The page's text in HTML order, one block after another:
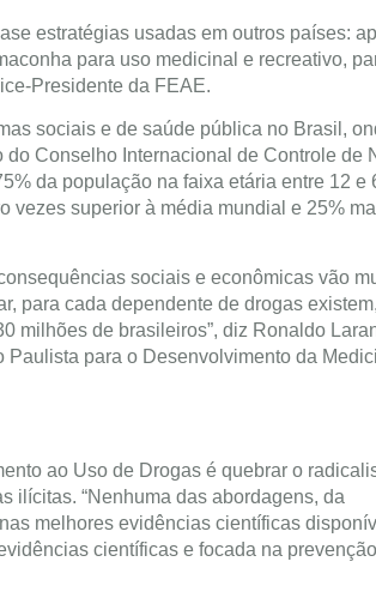
estratégias usadas em outros países:
para uso medicinal e recreativo,
Presidente da FEAE.
sociais e de saúde pública no Brasil,
Conselho Internacional de Controle de
da população na faixa etária entre 12 e
vezes superior à média mundial e 25%
sociais e econômicas vão
para cada dependente de drogas
milhões de brasileiros”, diz Ronaldo
para o Desenvolvimento da
ao Uso de Drogas é quebrar o
ilícitas. “Nenhuma das abordagens, da
melhores evidências científicas
científicas e focada na